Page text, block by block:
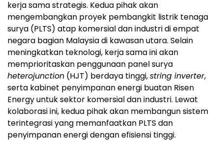
kerja sama strategis. Kedua pihak akan
mengembangkan proyek pembangkit listrik tenaga
surya (PLTS) atap komersial dan industri di empat
negara bagian Malaysia di kawasan utara. Selain
meningkatkan teknologi, kerja sama ini akan
memprioritaskan penggunaan panel surya
heterojunction (HJT) berdaya tinggi,string inverter,
serta kabinet penyimpanan energi buatan Risen
Energy untuk sektor komersial dan industri. Lewat
kolaborasi ini, kedua pihak akan membangun sistem
terintegrasi yang memanfaatkan PLTS dan
penyimpanan energi dengan efisiensi tinggi.